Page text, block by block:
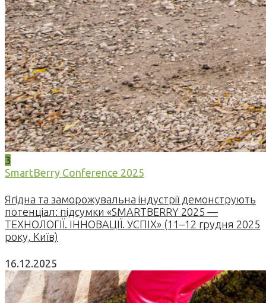
3
SmartBerry Conference 2025
Ягідна та заморожувальна індустрії демонструють
потенціал: підсумки «SMARTBERRY 2025 —
ТЕХНОЛОГІЇ. ІННОВАЦІЇ. УСПІХ» (11–12 грудня 2025
року, Київ)
16.12.2025